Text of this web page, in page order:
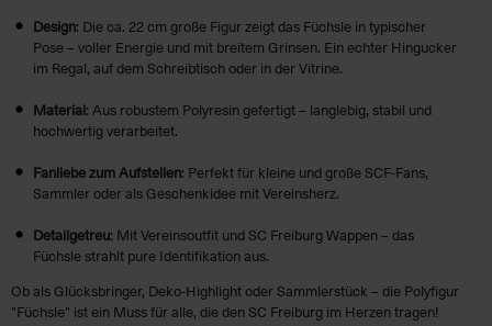
Design: Die ca. 22 cm große Figur zeigt das Füchsle in typischer
Pose – voller Energie und mit breitem Grinsen. Ein echter Hingucker
im Regal, auf dem Schreibtisch oder in der Vitrine.
Material: Aus robustem Polyresin gefertigt – langlebig, stabil und
hochwertig verarbeitet.
Fanliebe zum Aufstellen: Perfekt für kleine und große SCF-Fans,
Sammler oder als Geschenkidee mit Vereinsherz.
Detailgetreu: Mit Vereinsoutfit und SC Freiburg Wappen – das
Füchsle strahlt pure Identifikation aus.
Ob als Glücksbringer, Deko-Highlight oder Sammlerstück – die Polyfigur
"Füchsle" ist ein Muss für alle, die den SC Freiburg im Herzen tragen!